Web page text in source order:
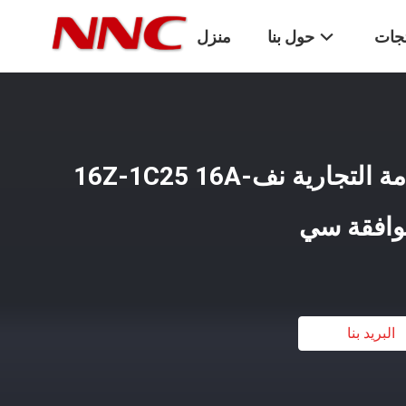
منزل حول بنا
حار بيع كليون نك العلامة التجارية نف-16Z-1C25 16A
سي
البريد بنا